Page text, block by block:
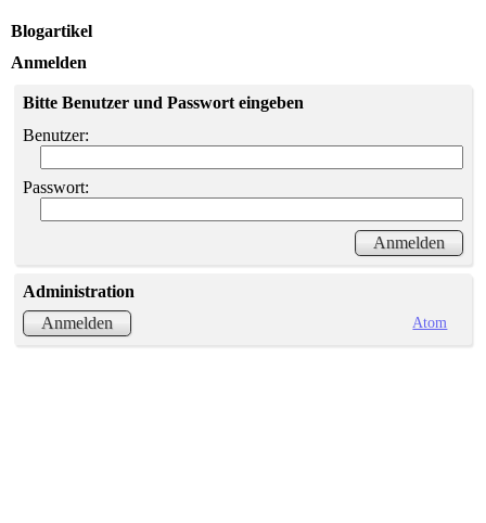
Blogartikel
Anmelden
Bitte Benutzer und Passwort eingeben
Benutzer:
Passwort:
Administration
Anmelden
Atom